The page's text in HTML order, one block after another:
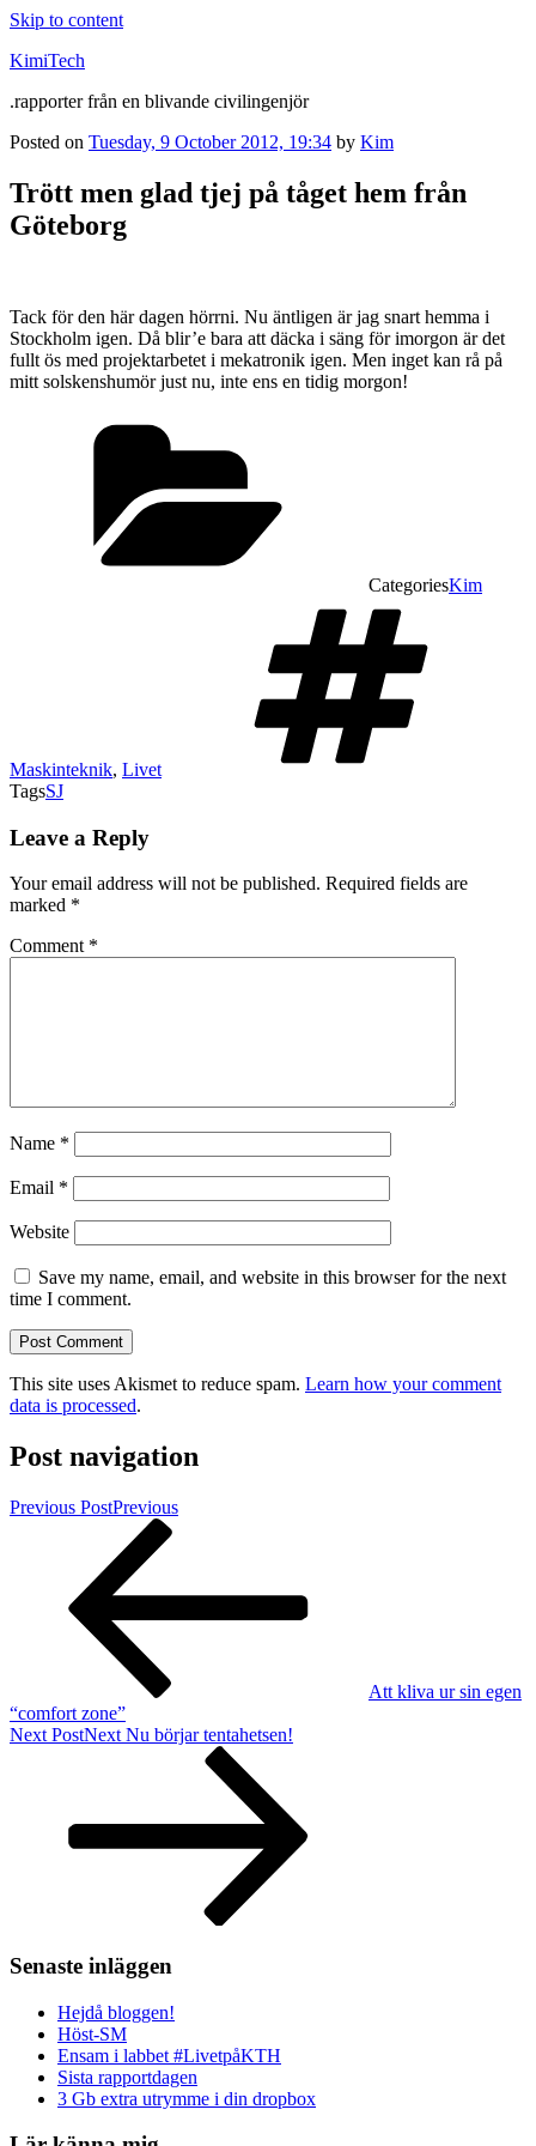
Skip to content
KimiTech
.rapporter från en blivande civilingenjör
Posted on Tuesday, 9 October 2012, 19:34 by Kim
Trött men glad tjej på tåget hem från
Göteborg
Tack för den här dagen hörrni. Nu äntligen är jag snart hemma i
Stockholm igen. Då blir’e bara att däcka i säng för imorgon är det
fullt ös med projektarbetet i mekatronik igen. Men inget kan rå på
mitt solskenshumör just nu, inte ens en tidig morgon!
CategoriesKim
Maskinteknik, Livet
TagsSJ
Leave a Reply
Your email address will not be published. Required fields are
marked *
Comment *
Name *
Email *
Website
Save my name, email, and website in this browser for the next
time I comment.
This site uses Akismet to reduce spam. Learn how your comment
data is processed.
Post navigation
Previous PostPrevious
Att kliva ur sin egen
“comfort zone”
Next PostNext Nu börjar tentahetsen!
Senaste inläggen
Hejdå bloggen!
Höst-SM
Ensam i labbet #LivetpåKTH
Sista rapportdagen
3 Gb extra utrymme i din dropbox